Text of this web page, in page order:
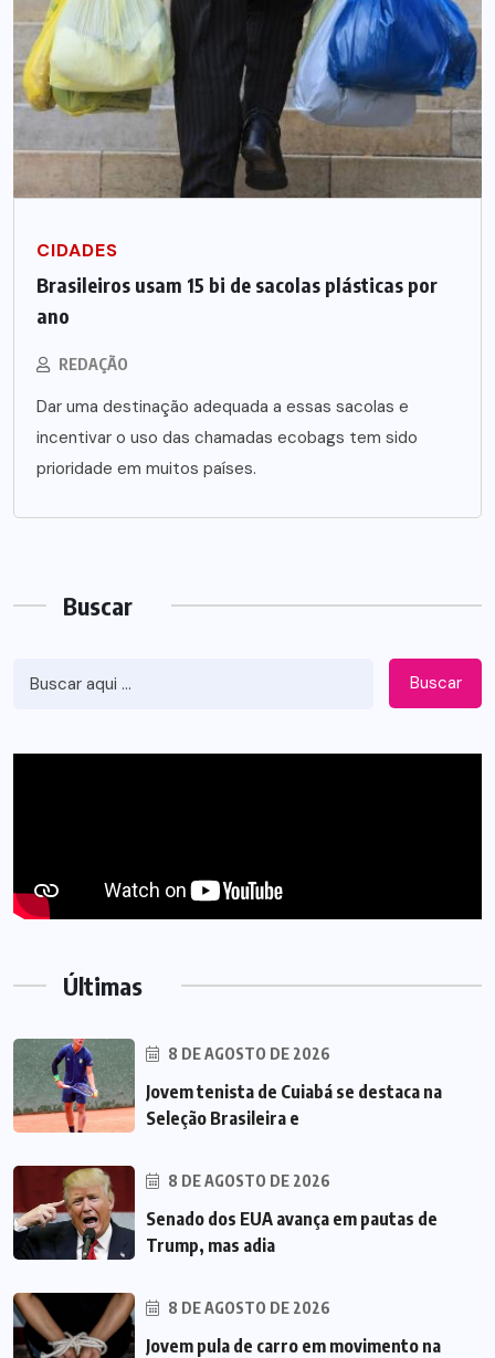
CIDADES
Brasileiros usam 15 bi de sacolas plásticas por
ano
REDAÇÃO
Dar uma destinação adequada a essas sacolas e
incentivar o uso das chamadas ecobags tem sido
prioridade em muitos países.
Buscar
Buscar
Últimas
8 DE AGOSTO DE 2026
Jovem tenista de Cuiabá se destaca na
Seleção Brasileira e
8 DE AGOSTO DE 2026
Senado dos EUA avança em pautas de
Trump, mas adia
8 DE AGOSTO DE 2026
Jovem pula de carro em movimento na